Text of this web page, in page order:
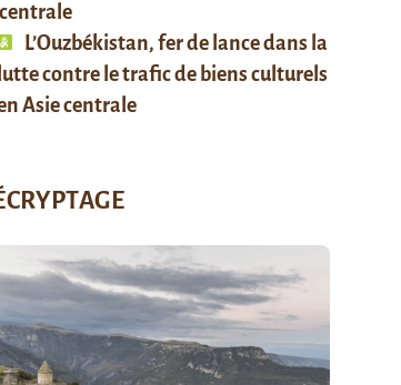
centrale
L’Ouzbékistan, fer de lance dans la
contre le trafic de biens culturels
Asie centrale